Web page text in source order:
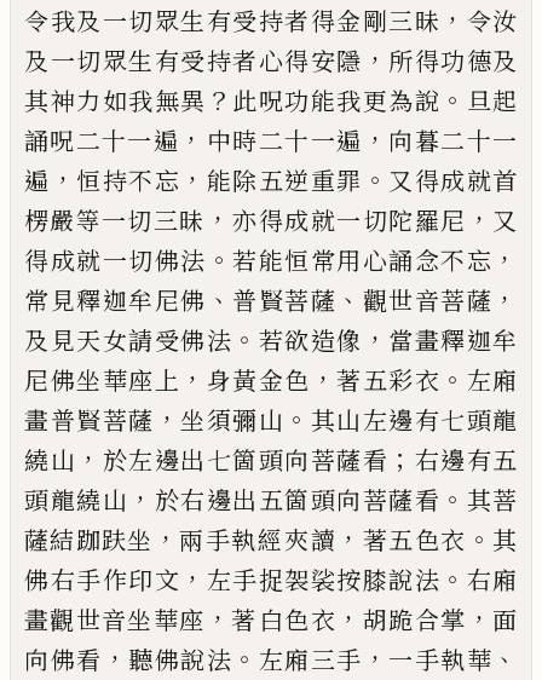
令我及一切眾生有受持者得金剛三昧 ， 令汝
及一切眾生有受持者心得安隱 ， 所得功德及
其神力如我無異 ？ 此呪功能我更為說 。 旦起
誦呪二十一遍 ， 中時二十一遍 ， 向暮二十一
遍 ， 恒持不忘 ， 能除五逆重罪 。 又得成就首
楞嚴等一切三昧 ， 亦得成就一切陀羅尼 ， 又
得成就一切佛法 。 若能恒常用心誦念不忘 ，
常見釋迦牟尼佛 、 普賢菩薩 、 觀世音菩薩 ，
及見天女請受佛法 。 若欲造像 ， 當畫釋迦牟
尼佛坐華座上 ， 身黃金色 ， 著五彩衣 。 左廂
畫普賢菩薩 ， 坐須彌山 。 其山左邊有七頭龍
繞山 ， 於左邊出七箇頭向菩薩看 ； 右邊有五
頭龍繞山 ， 於右邊出五箇頭向菩薩看 。 其菩
薩結跏趺坐 ， 兩手執經夾讀 ， 著五色衣 。 其
佛右手作印文 ， 左手捉袈裟按膝說法 。 右廂
畫觀世音坐華座 ， 著 白色衣 ， 胡跪合掌 ， 面
向佛看 ， 聽佛說法 。 左廂三手 ， 一手執華 、